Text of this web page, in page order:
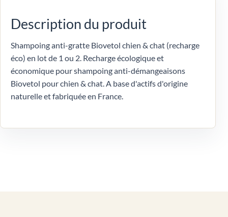
Description du produit
Shampoing anti-gratte Biovetol chien & chat (recharge
éco) en lot de 1 ou 2. Recharge écologique et
économique pour shampoing anti-démangeaisons
Biovetol pour chien & chat. A base d'actifs d'origine
naturelle et fabriquée en France.